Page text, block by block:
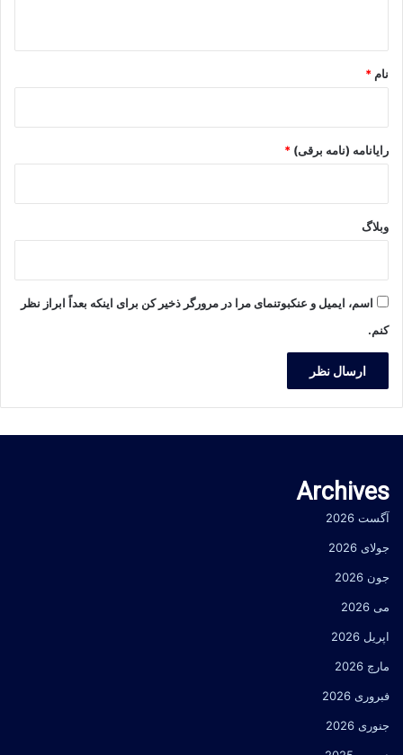
نام *
رایانامه (نامه برقی) *
وبلاگ
اسم، ایمیل و عنکبوتنمای مرا در مرورگر ذخیر کن برای اینکه بعداً ابراز نظر
کنم.
Archives
آگست 2026
جولای 2026
جون 2026
می 2026
اپریل 2026
مارچ 2026
فبروری 2026
جنوری 2026